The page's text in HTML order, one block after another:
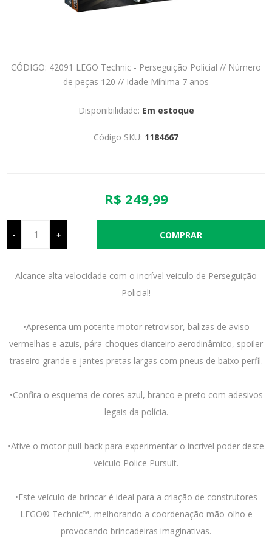
CÓDIGO: 42091 LEGO Technic - Perseguição Policial // Número
de peças 120 // Idade Mínima 7 anos
Disponibilidade: Em estoque
Código SKU: 1184667
R$ 249,99
- +
Alcance alta velocidade com o incrível veiculo de Perseguição
Policial!
•Apresenta um potente motor retrovisor, balizas de aviso
vermelhas e azuis, pára-choques dianteiro aerodinâmico, spoiler
traseiro grande e jantes pretas largas com pneus de baixo perfil.
•Confira o esquema de cores azul, branco e preto com adesivos
legais da polícia.
•Ative o motor pull-back para experimentar o incrível poder deste
veículo Police Pursuit.
•Este veículo de brincar é ideal para a criação de construtores
LEGO® Technic™, melhorando a coordenação mão-olho e
provocando brincadeiras imaginativas.